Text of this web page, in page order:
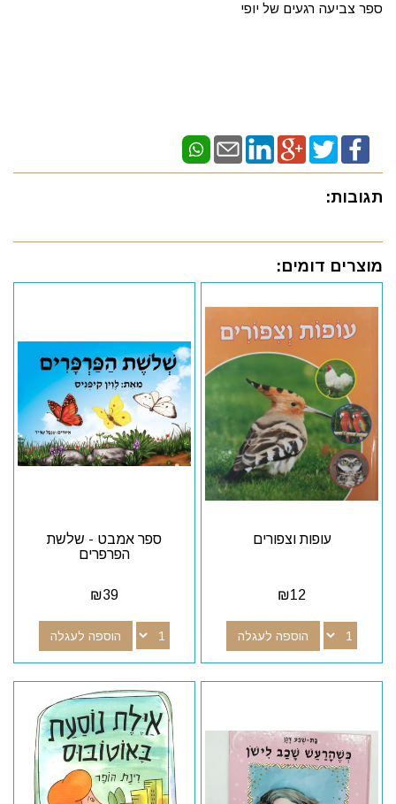
ספר צביעה רגעים של יופי
תגובות:
מוצרים דומים:
עופות וצפורים
₪12
הוספה לעגלה
ספר אמבט - שלשת
הפרפרים
₪39
הוספה לעגלה